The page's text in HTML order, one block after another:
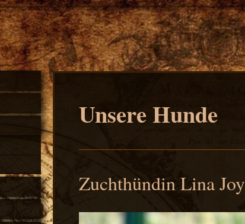
Unsere Hunde
Zuchthündin Lina Joy